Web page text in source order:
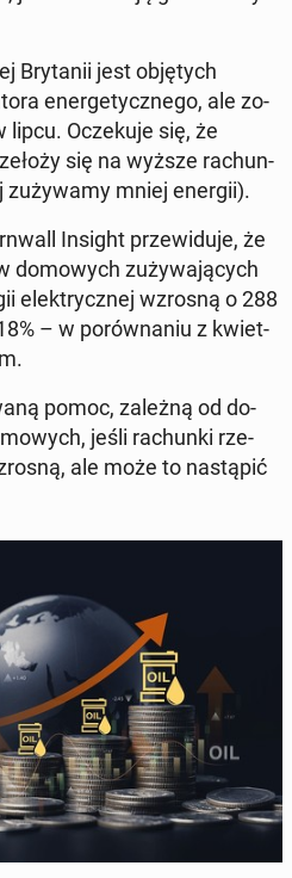
Bry­ta­nii jest ob­ję­tych
ener­ge­tycz­ne­go, ale zo­
Ocze­ku­je się, że
się na wyższe ra­chun­
zu­ży­wa­my mniej energii).
Insight prze­wi­du­je, że
do­mo­wych zu­ży­wa­ją­cych
elek­trycz­nej wzrosną o 288
– w po­rów­na­niu z kwiet­
pomoc, zależną od do­
jeśli ra­chun­ki rze­
ale może to na­stą­pić